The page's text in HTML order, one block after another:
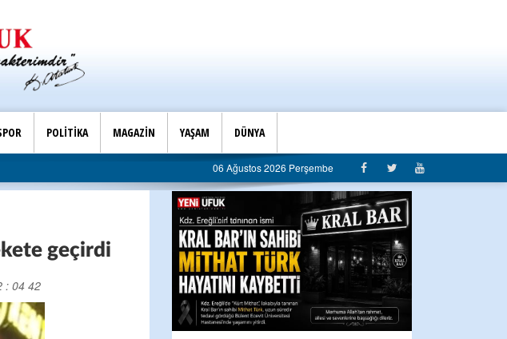
POLİTİKA MAGAZİN YAŞAM DÜNYA
belediyeye sert eleştiri: “Algı siyaseti değil, hizmet belediyeciliği”
06 Ağustos 2026 Perşembe
geçirdi
: 04 42